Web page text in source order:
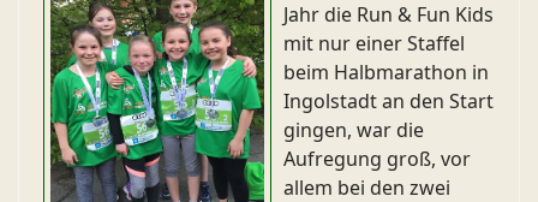
Jahr die Run & Fun Kids
mit nur einer Staffel
beim Halbmarathon in
Ingolstadt an den Start
gingen, war die
Aufregung groß, vor
allem bei den zwei